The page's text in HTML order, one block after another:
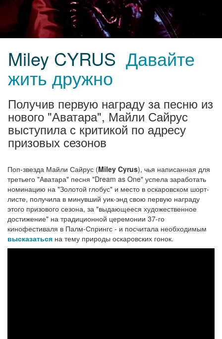
Miley CYRUS Давайте
жить дружно
Получив первую награду за песню из
нового "Аватара", Майли Сайрус
выступила с критикой по адресу
призовых сезонов
Поп-звезда Майли Сайрус (Miley Cyrus), чья написанная для
третьего "Аватара" песня "Dream as One" успела заработать
номинацию на "Золотой глобус" и место в оскаровском шорт-
листе, получила в минувший уик-энд свою первую награду
этого призового сезона, за "выдающееся художественное
достижение" на традиционной церемонии 37-го
кинофестиваля в Палм-Спрингс - и посчитала необходимым
высказаться на тему природы оскаровских гонок.